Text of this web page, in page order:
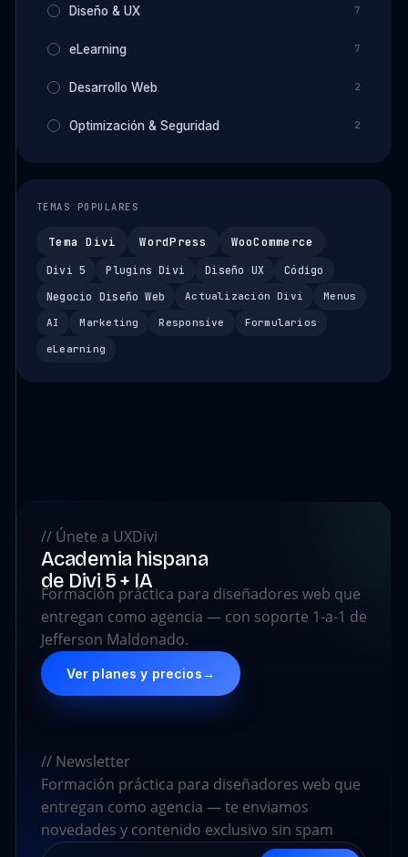
Diseño & UX 7
eLearning 7
Desarrollo Web 2
Optimización & Seguridad 2
TEMAS POPULARES
Tema Divi WordPress WooCommerce
Divi 5 Plugins Divi Diseño UX
Código
Negocio Diseño Web
Actualización Divi Menus
AI Marketing Responsive Formularios
eLearning
// Únete a UXDivi
Academia hispana
de Divi 5 + IA
Formación práctica para diseñadores web que
entregan como agencia — con soporte 1-a-1 de
Jefferson Maldonado.
Ver planes y precios→
// Newsletter
Formación práctica para diseñadores web que
entregan como agencia — te enviamos
novedades y contenido exclusivo sin spam